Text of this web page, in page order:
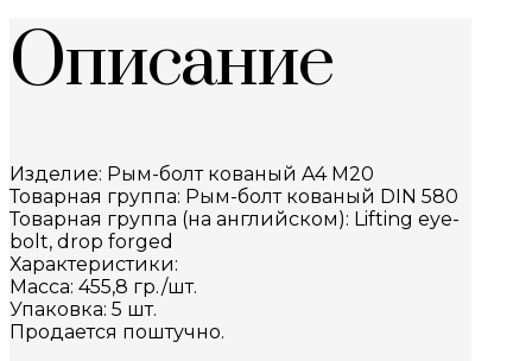
Описание
Изделие: Рым-болт кованый A4 M20
Товарная группа: Рым-болт кованый DIN 580
Товарная группа (на английском): Lifting eye-
bolt, drop forged
Характеристики:
Масса: 455,8 гр./шт.
Упаковка: 5 шт.
Продается поштучно.